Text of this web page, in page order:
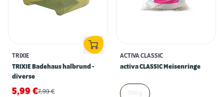
TRIXIE
TRIXIE Badehaus halbrund -
diverse
5,99 €7,99€
ACTIVA CLASSIC
activa CLASSIC Meisenringe